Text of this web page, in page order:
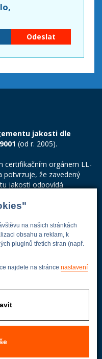
na našich stránkách
obsahu a reklam, k
pluginů třetích stran (např.
najdete na stránce nastavení
jakosti dle
(od r. 2005).
certifikačním orgánem LL-
potvrzuje, že zavedený
jakosti odpovídá
Wolkerova 433